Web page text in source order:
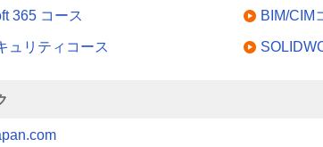
365 コース BIM/CIM
ュリティコース